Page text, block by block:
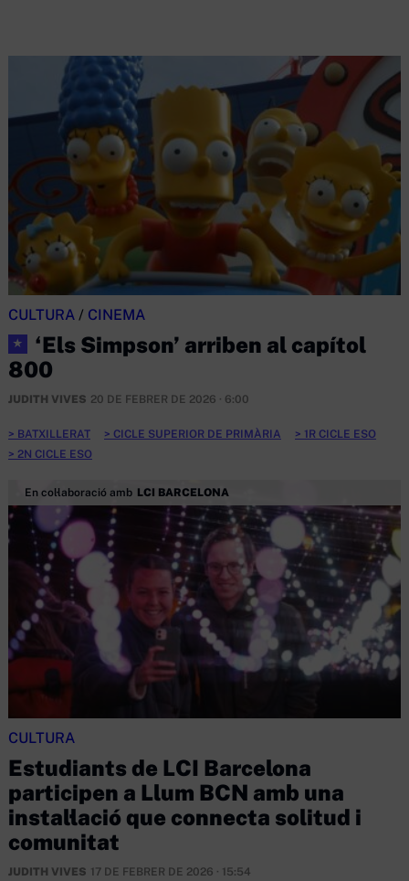
CULTURA / CINEMA
★
‘Els Simpson’ arriben al capítol
800
JUDITH VIVES 20 DE FEBRER DE 2026 · 6:00
BATXILLERAT CICLE SUPERIOR DE PRIMÀRIA
1R CICLE ESO
2N CICLE ESO
En col·laboració amb LCI BARCELONA
CULTURA
Estudiants de LCI Barcelona
participen a Llum BCN amb una
instal·lació que connecta solitud i
comunitat
JUDITH VIVES 17 DE FEBRER DE 2026 · 15:54